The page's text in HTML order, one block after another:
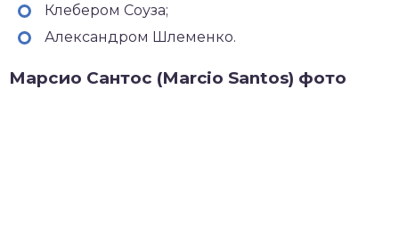
Клебером Соуза;
Александром Шлеменко.
Марсио Сантос (Marcio Santos) фото